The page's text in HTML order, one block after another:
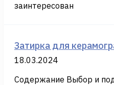
заинтересован
Затирка для
18.03.2024
Содержание Выбор и